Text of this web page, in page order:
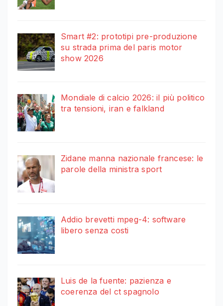
Smart #2: prototipi pre-produzione
su strada prima del paris motor
show 2026
Mondiale di calcio 2026: il più politico
tra tensioni, iran e falkland
Zidane manna nazionale francese: le
parole della ministra sport
Addio brevetti mpeg-4: software
libero senza costi
Luis de la fuente: pazienza e
coerenza del ct spagnolo